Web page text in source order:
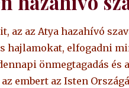
az az Atya hazahívó
hajlamokat, elfogadni
önmegtagadás és
embert az Isten